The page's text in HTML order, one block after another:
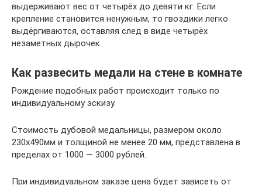
выдерживают вес от четырёх до девяти кг. Если
крепление становится ненужным, то гвоздики легко
выдёргиваются, оставляя след в виде четырёх
незаметных дырочек.
Как развесить медали на стене в комнате
Рождение подобных работ происходит только по
индивидуальному эскизу.
Стоимость дубовой медальницы, размером около
230х490мм и толщиной не менее 20 мм, представлена в
пределах от 1000 — 3000 рублей.
При индивидуальном заказе цена будет зависеть от